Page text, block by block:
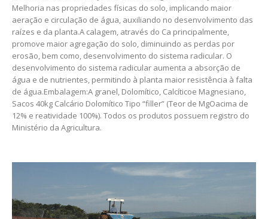
Melhoria nas propriedades físicas do solo, implicando maior
aeração e circulação de água, auxiliando no desenvolvimento das
raízes e da planta.A calagem, através do Ca principalmente,
promove maior agregação do solo, diminuindo as perdas por
erosão, bem como, desenvolvimento do sistema radicular. O
desenvolvimento do sistema radicular aumenta a absorção de
água e de nutrientes, permitindo à planta maior resistência à falta
de água.Embalagem:A granel, Dolomítico, Calcíticoe Magnesiano,
Sacos 40kg Calcário Dolomítico Tipo “filler” (Teor de MgOacima de
12% e reatividade 100%). Todos os produtos possuem registro do
Ministério da Agricultura.